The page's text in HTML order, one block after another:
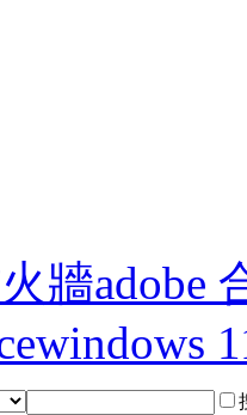
牆adobe
windows